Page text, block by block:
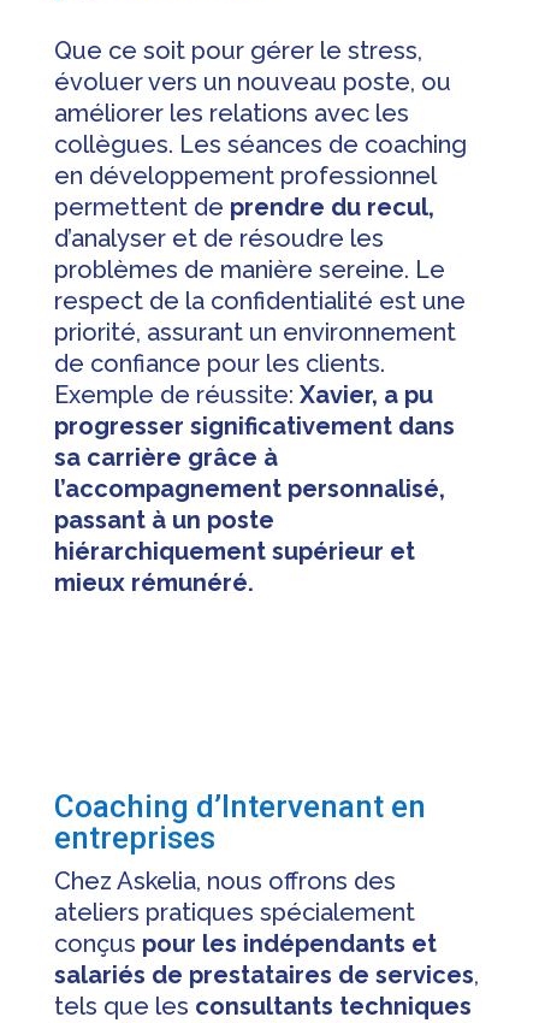
Que ce soit pour gérer le stress,
évoluer vers un nouveau poste, ou
améliorer les relations avec les
collègues. Les séances de coaching
en développement professionnel
permettent de prendre du recul,
d’analyser et de résoudre les
problèmes de manière sereine. Le
respect de la confidentialité est une
priorité, assurant un environnement
de confiance pour les clients.
Exemple de réussite: Xavier, a pu
progresser significativement dans
sa carrière grâce à
l’accompagnement personnalisé,
passant à un poste
hiérarchiquement supérieur et
mieux rémunéré.
Coaching d’Intervenant en
entreprises
Chez Askelia, nous offrons des
ateliers pratiques spécialement
conçus pour les indépendants et
salariés de prestataires de services,
tels que les consultants techniques